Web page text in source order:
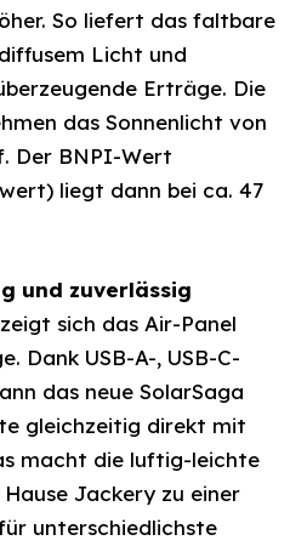
So liefert das faltbare
Licht und
Erträge. Die
das Sonnenlicht von
Der BNPI-Wert
liegt dann bei ca. 47
und zuverlässig
sich das Air-Panel
Dank USB-A-, USB-C-
das neue SolarSaga
gleichzeitig direkt mit
macht die luftig-leichte
Jackery zu einer
unterschiedlichste